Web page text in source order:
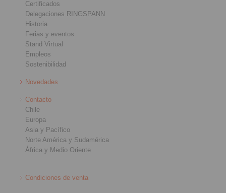
Certificados
Delegaciones RINGSPANN
Historia
Ferias y eventos
Stand Virtual
Empleos
Sostenibilidad
Novedades
Contacto
Chile
Europa
Asia y Pacífico
Norte América y Sudamérica
África y Medio Oriente
Condiciones de venta